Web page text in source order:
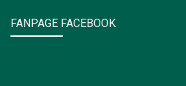
FANPAGE FACEBOOK